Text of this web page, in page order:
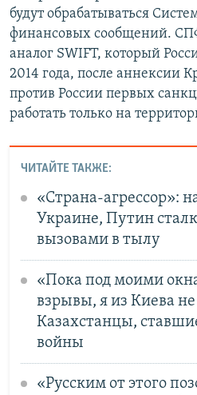
будут обрабатываться
финансовых сообщений.
аналог SWIFT, который
2014 года, после аннексии
против России первых
работать только на
ЧИТАЙТЕ ТАКЖЕ:
«Страна-агрессор»:
Украине, Путин
вызовами в тылу
«Пока под моими
взрывы, я из Киева не
Казахстанцы,
войны
«Русским от этого